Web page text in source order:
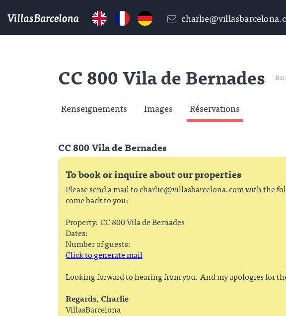
CC 800 Vila de Bernades
Renseignements Images Réservations
CC 800 Vila de Bernades
To book or inquire about our properties
Please send a mail tocharlie@villasbarcelona.comwith the
come back to you:
Property: CC 800 Vila de Bernades
Dates:
Number of guests:
Click to generate mail
Looking forward to hearing from you. And my apologies for
Regards, Charlie
VillasBarcelona